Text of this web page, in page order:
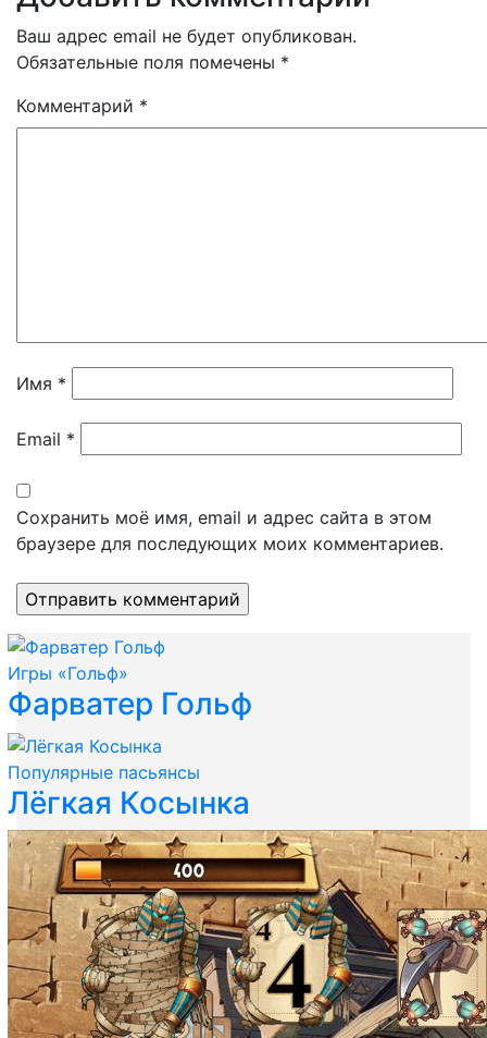
записям
Ваш адрес email не будет опубликован.
Обязательные поля помечены *
Комментарий *
Имя *
Email *
Сохранить моё имя, email и адрес сайта в этом
браузере для последующих моих комментариев.
Игры «Гольф»
Фарватер Гольф
Популярные пасьянсы
Лёгкая Косынка